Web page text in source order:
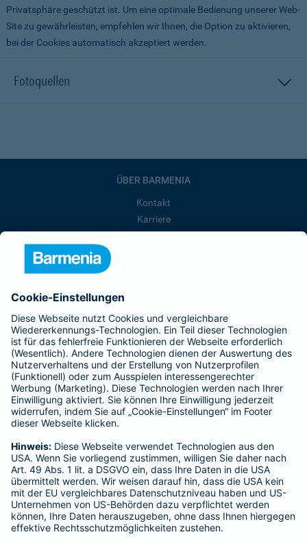
Privatsphäre geschützt ist. Um eine optimale Bedienung unserer Web-
Site zu gewährleisten, empfehlen wir Ihnen, die Option zu aktivieren,
bei der Cookies automatisch akzeptiert werden.
Fotoquellen
ÜBER BARMENIA
Kontakt
Karriere
Barmenia ist Teil der BarmeniaGothaer
BELIEBTE SEITEN
Kranken-Zusatzversicherung
Tierversicherungen
Haftpflichtversicherung
Hausratversicherung
Adresse ändern
Schaden melden
Kilometerstandsmeldung
Serviceübersicht